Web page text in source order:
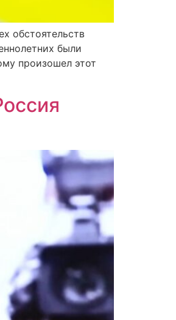
обстоятельств
были
произошел этот